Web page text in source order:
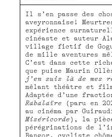
Il s’en passe des
aveyronnaise!
expérience
cinéaste et auteur
village fictif de
de mille aventures
C’est dans cette
que puise Maurin
j’en suis là de mes
mêlant théâtre et
Adaptée d’une
Rabalaïre (paru en
au cinéma par
Miséricorde ), la
pérégrinations de
Bangor, cycliste